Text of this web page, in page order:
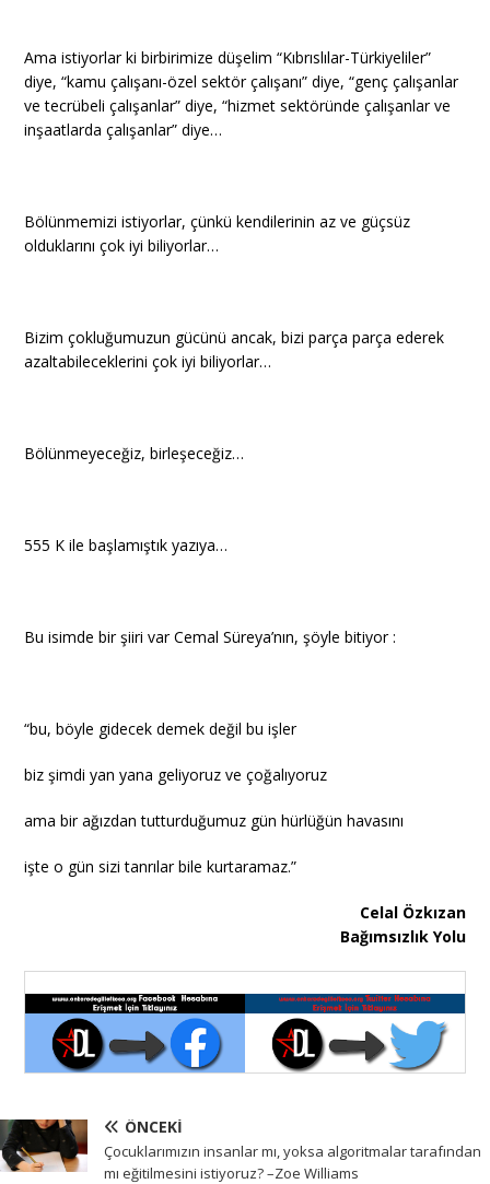
Ama istiyorlar ki birbirimize düşelim “Kıbrıslılar-Türkiyeliler”
diye, “kamu çalışanı-özel sektör çalışanı” diye, “genç çalışanlar
ve tecrübeli çalışanlar” diye, “hizmet sektöründe çalışanlar ve
inşaatlarda çalışanlar” diye…
Bölünmemizi istiyorlar, çünkü kendilerinin az ve güçsüz
olduklarını çok iyi biliyorlar…
Bizim çokluğumuzun gücünü ancak, bizi parça parça ederek
azaltabileceklerini çok iyi biliyorlar…
Bölünmeyeceğiz, birleşeceğiz…
555 K ile başlamıştık yazıya…
Bu isimde bir şiiri var Cemal Süreya’nın, şöyle bitiyor :
“bu, böyle gidecek demek değil bu işler
biz şimdi yan yana geliyoruz ve çoğalıyoruz
ama bir ağızdan tutturduğumuz gün hürlüğün havasını
işte o gün sizi tanrılar bile kurtaramaz.”
Celal Özkızan
Bağımsızlık Yolu
ÖNCEKI
Çocuklarımızın insanlar mı, yoksa algoritmalar tarafından
mı eğitilmesini istiyoruz? –Zoe Williams